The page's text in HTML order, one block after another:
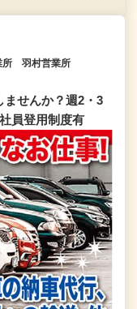
所 羽村営業所
ませんか？週2・3
員登用制度有